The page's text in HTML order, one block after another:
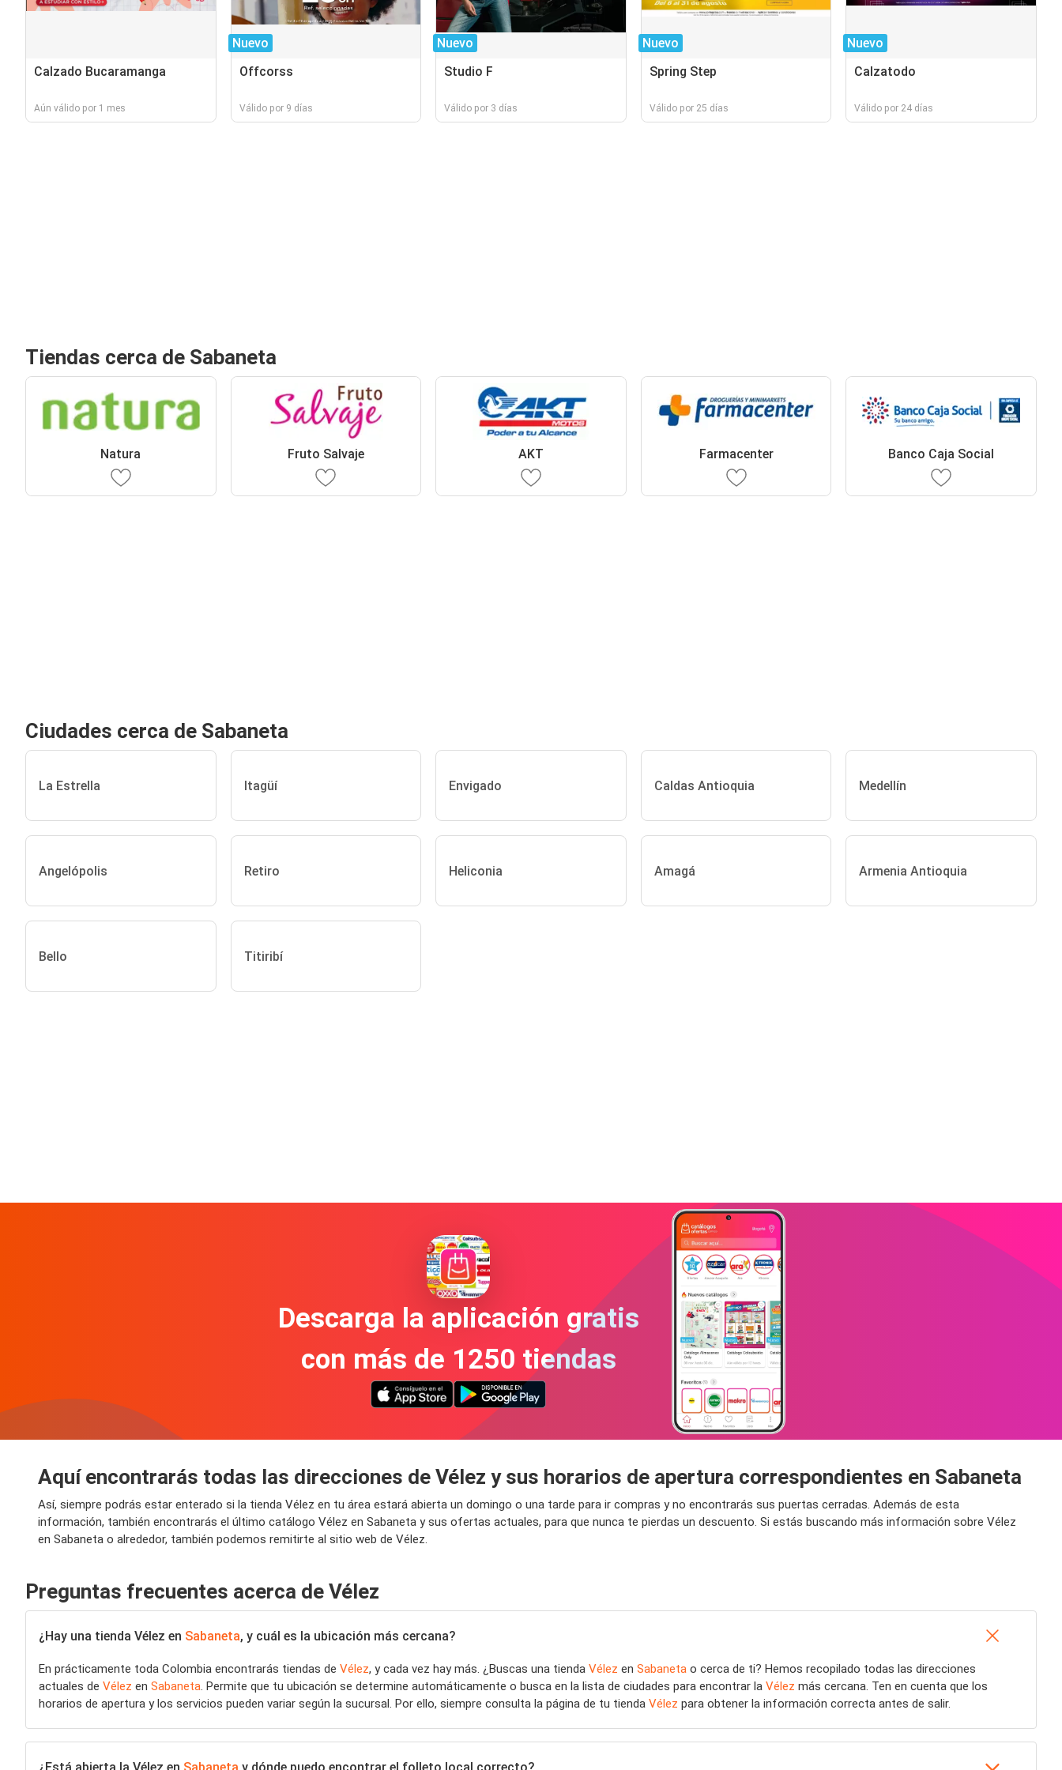
Calzado Bucaramanga
Aún válido por 1 mes
Nuevo
Offcorss
Válido por 9 días
Nuevo
Studio F
Válido por 3 días
Nuevo
Spring Step
Válido por 25 días
Nuevo
Calzatodo
Válido por 24 días
Tiendas cerca de Sabaneta
Natura Fruto Salvaje AKT Farmacenter Banco Caja Social
Ciudades cerca de Sabaneta
La Estrella Itagüí Envigado Caldas Antioquia Medellín
Angelópolis Retiro Heliconia Amagá Armenia Antioquia
Bello Titiribí
Descarga la aplicación gratis
con más de 1250 tiendas
Aquí encontrarás todas las direcciones de Vélez y sus horarios de apertura correspondientes en Sabaneta
Así, siempre podrás estar enterado si la tienda Vélez en tu área estará abierta un domingo o una tarde para ir compras y no encontrarás sus puertas cerradas. Además de esta
información, también encontrarás el último catálogo Vélez en Sabaneta y sus ofertas actuales, para que nunca te pierdas un descuento. Si estás buscando más información sobre Vélez
en Sabaneta o alrededor, también podemos remitirte al sitio web de Vélez.
Preguntas frecuentes acerca de Vélez
¿Hay una tienda Vélez en Sabaneta, y cuál es la ubicación más cercana?
En prácticamente toda Colombia encontrarás tiendas de Vélez, y cada vez hay más. ¿Buscas una tienda Vélez en Sabaneta o cerca de ti? Hemos recopilado todas las direcciones
actuales de Vélez en Sabaneta. Permite que tu ubicación se determine automáticamente o busca en la lista de ciudades para encontrar la Vélez más cercana. Ten en cuenta que los
horarios de apertura y los servicios pueden variar según la sucursal. Por ello, siempre consulta la página de tu tienda Vélez para obtener la información correcta antes de salir.
¿Está abierta la Vélez en Sabaneta y dónde puedo encontrar el folleto local correcto?